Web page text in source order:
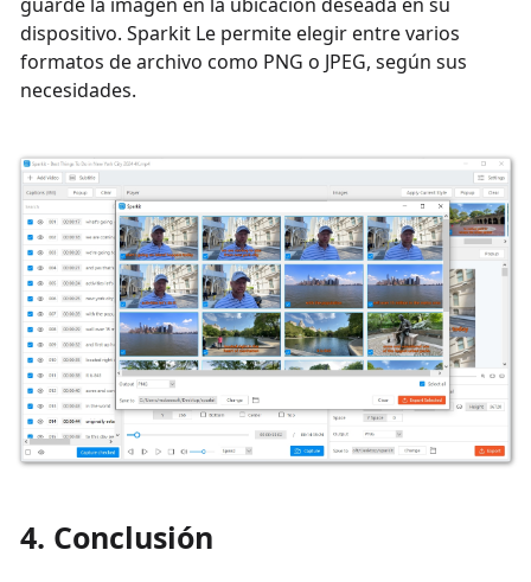
dispositivo. Sparkit Le permite elegir entre varios
formatos de archivo como PNG o JPEG, según sus
necesidades.
4. Conclusión